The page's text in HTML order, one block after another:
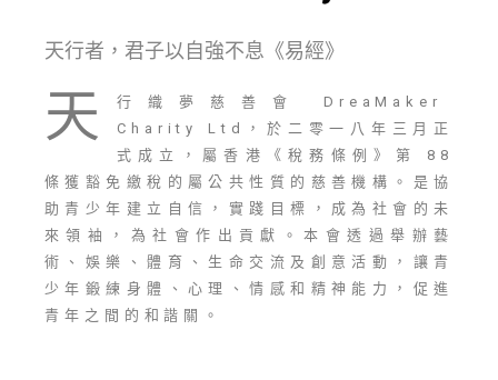
天行者，君子以自強不息《易經》
天
行織夢慈善會 DreaMaker
Charity Ltd，於二零一八年三月正
式成立，屬香港《稅務條例》第 88
條獲豁免繳稅的屬公共性質的慈善機構。是協
助青少年建立自信，實踐目標，成為社會的未
來領袖，為社會作出貢獻。本會透過舉辦藝
術、娛樂、體育、生命交流及創意活動，讓青
少年鍛練身體、心理、情感和精神能力，促進
青年之間的和諧關。